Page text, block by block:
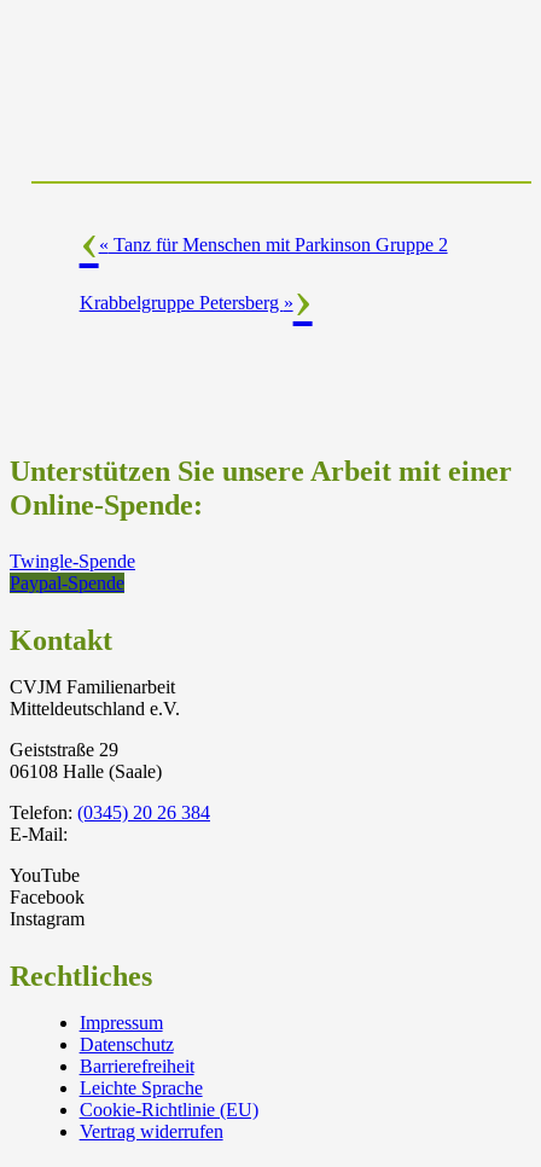
« Tanz für Menschen mit Parkinson Gruppe 2
Krabbelgruppe Petersberg »
Unterstützen Sie unsere Arbeit mit einer
Online-Spende:
Twingle-Spende
Paypal-Spende
Kontakt
CVJM Familienarbeit
Mitteldeutschland e.V.
Geiststraße 29
06108 Halle (Saale)
Telefon: (0345) 20 26 384
E-Mail:
YouTube
Facebook
Instagram
Rechtliches
Impressum
Datenschutz
Barrierefreiheit
Leichte Sprache
Cookie-Richtlinie (EU)
Vertrag widerrufen